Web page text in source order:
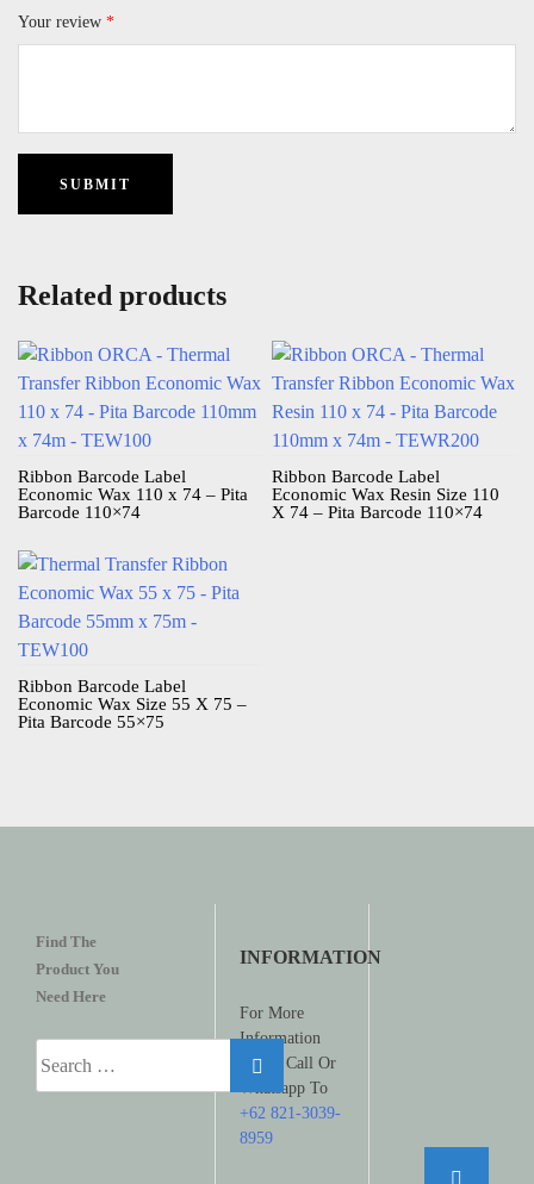
Your review *
Related products
Ribbon Barcode Label
Economic Wax 110 x 74 – Pita
Barcode 110×74
Ribbon Barcode Label
Economic Wax Resin Size 110
X 74 – Pita Barcode 110×74
Ribbon Barcode Label
Economic Wax Size 55 X 75 –
Pita Barcode 55×75
Find The
Product You
Need Here
INFORMATION
For More
Information
Please Call Or
Whatsapp To
+62 821-3039-
8959